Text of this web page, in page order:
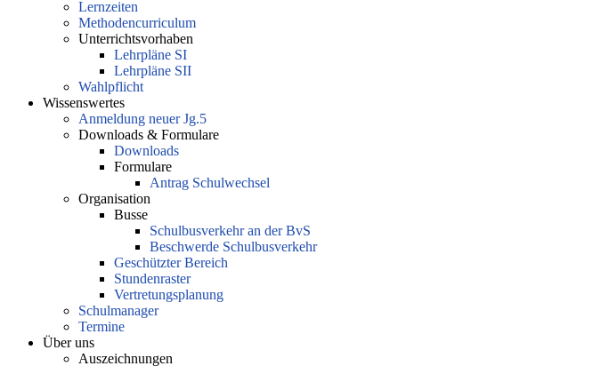
Lernzeiten
Methodencurriculum
Unterrichtsvorhaben
Lehrpläne SI
Lehrpläne SII
Wahlpflicht
Wissenswertes
Anmeldung neuer Jg.5
Downloads & Formulare
Downloads
Formulare
Antrag Schulwechsel
Organisation
Busse
Schulbusverkehr an der BvS
Beschwerde Schulbusverkehr
Geschützter Bereich
Stundenraster
Vertretungsplanung
Schulmanager
Termine
Über uns
Auszeichnungen